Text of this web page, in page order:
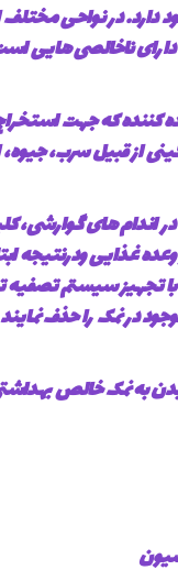
دارد. در نواحی
ناخالصی هایی
کننده که جهت
از قبیل سرب،
اندام های گوارشی،
غذایی ودرنتیجه
تجهیز سیستم تصفیه
نمک را حذف
به نمک خالص